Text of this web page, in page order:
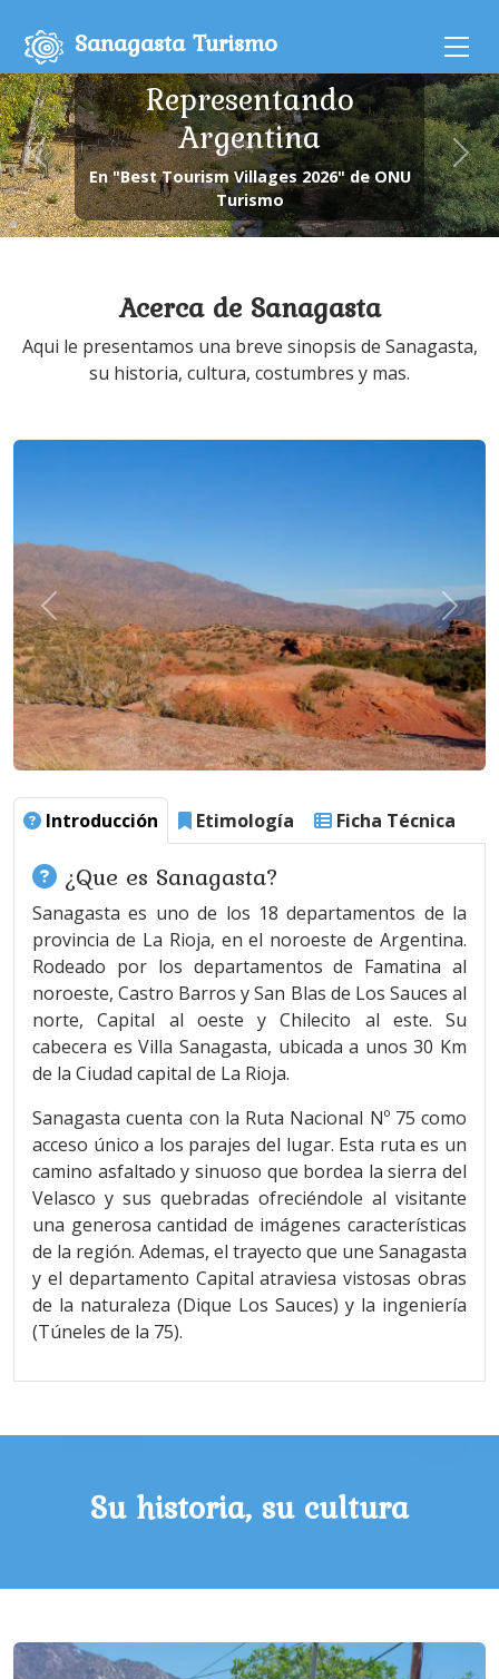
Sanagasta Turismo
Representando
Argentina
En "Best Tourism Villages 2026" de ONU
Turismo
Acerca de Sanagasta
Aqui le presentamos una breve sinopsis de Sanagasta,
su historia, cultura, costumbres y mas.
Introducción Etimología Ficha Técnica
¿Que es Sanagasta?
Sanagasta es uno de los 18 departamentos de la
provincia de La Rioja, en el noroeste de Argentina.
Rodeado por los departamentos de Famatina al
noroeste, Castro Barros y San Blas de Los Sauces al
norte, Capital al oeste y Chilecito al este. Su
cabecera es Villa Sanagasta, ubicada a unos 30 Km
de la Ciudad capital de La Rioja.
Sanagasta cuenta con la Ruta Nacional Nº 75 como
acceso único a los parajes del lugar. Esta ruta es un
camino asfaltado y sinuoso que bordea la sierra del
Velasco y sus quebradas ofreciéndole al visitante
una generosa cantidad de imágenes características
de la región. Ademas, el trayecto que une Sanagasta
y el departamento Capital atraviesa vistosas obras
de la naturaleza (Dique Los Sauces) y la ingeniería
(Túneles de la 75).
Su historia, su cultura